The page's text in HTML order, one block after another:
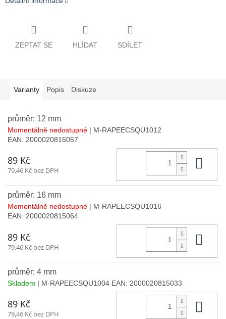
ZEPTAT SE HLÍDAT SDÍLET
Varianty Popis Diskuze
průměr: 12 mm
Momentálně nedostupné | M-RAPEECSQU1012
EAN: 2000020815057
89 Kč
79,46 Kč bez DPH
průměr: 16 mm
Momentálně nedostupné | M-RAPEECSQU1016
EAN: 2000020815064
89 Kč
79,46 Kč bez DPH
průměr: 4 mm
Skladem | M-RAPEECSQU1004 EAN: 2000020815033
89 Kč
79,46 Kč bez DPH